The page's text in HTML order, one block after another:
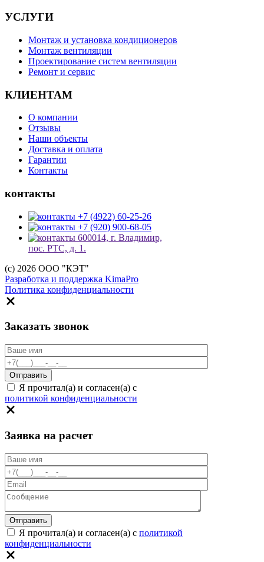
УСЛУГИ
Монтаж и установка кондиционеров
Монтаж вентиляции
Проектирование систем вентиляции
Ремонт и сервис
КЛИЕНТАМ
О компании
Отзывы
Наши объекты
Доставка и оплата
Гарантии
Контакты
контакты
+7 (4922) 60-25-26
+7 (920) 900-68-05
600014, г. Владимир,
пос. РТС, д. 1.
(c) 2026 ООО "КЭТ"
Разработка и поддержка KimaPro
Политика конфиденциальности
Заказать звонок
Я прочитал(а) и согласен(а) с
политикой конфиденциальности
Заявка на расчет
Я прочитал(а) и согласен(а) с политикой
конфиденциальности